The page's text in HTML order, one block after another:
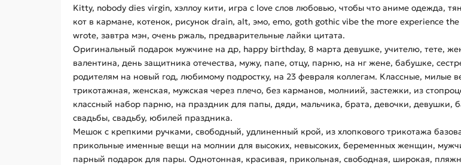
Kitty, nobody dies virgin, хэллоу кити, игра с love слов любовью, чтобы что аниме одежда,
кот в кармане, котенок, рисунок drain, alt, эмо, emo, goth gothic vibe the more experience
wrote, завтра мэн, очень ржаль, предварительные лайки цитата.
Оригинальный подарок мужчине на др, happy birthday, 8 марта девушке, учителю, тете,
валентина, день защитника отечества, мужу, папе, отцу, парню, на нг жене, бабушке,
родителям на новый год, любимому подростку, на 23 февраля коллегам. Классные, милые
трикотажная, женская, мужская через плечо, без карманов, молниий, застежки, из
классный набор парню, на праздник для папы, дяди, мальчика, брата, девочки,
свадьбы, свадьбу, юбилей праздника.
Мешок с крепкими ручками, свободный, удлиненный крой, из хлопкового трикотажа
прикольные именные вещи на молнии для высоких, невысоких, беременных женщин,
парный подарок для пары. Однотонная, красивая, прикольная, свободная, широкая,